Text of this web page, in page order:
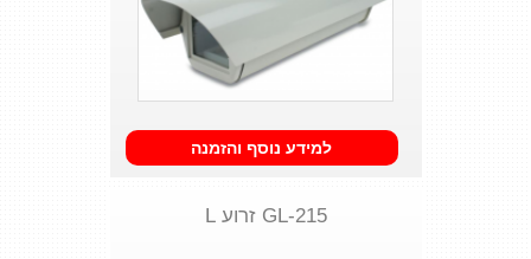
למידע נוסף והזמנה
GL-215 זרוע L